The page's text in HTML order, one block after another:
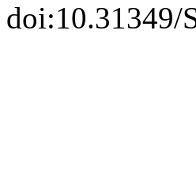
doi:10.31349/